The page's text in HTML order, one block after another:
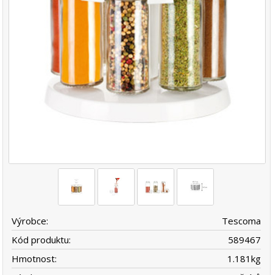
Výrobce:
Tescoma
Kód produktu:
589467
Hmotnost:
1.181kg